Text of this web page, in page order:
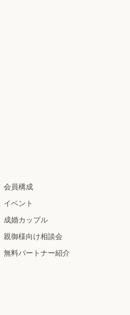
会員構成
イベント
成婚カップル
親御様向け相談会
無料パートナー紹介